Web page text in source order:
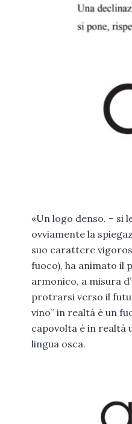
«Un logo denso. – si
ovviamente la
suo carattere
fuoco), ha animato il
armonico, a misura
protrarsi verso il
vino” in realtà è un
capovolta è in realtà
lingua osca.